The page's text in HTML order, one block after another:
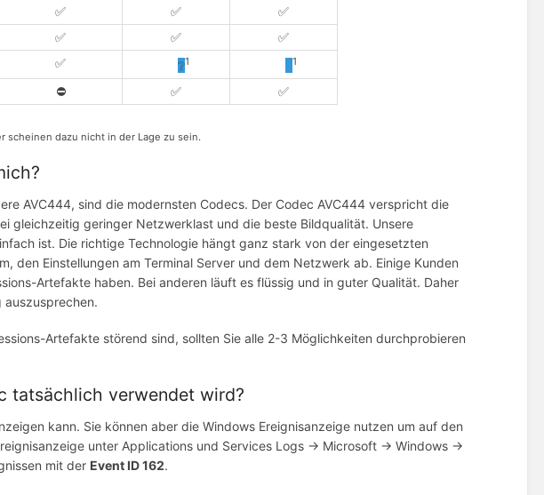
✅ ✅
✅
✅ ✅
✅
✅ ❔1 1
⛔ ✅ ✅
scheinen dazu nicht in der Lage zu sein.
AVC444, sind die modernsten Codecs. Der Codec AVC444 verspricht die
gleichzeitig geringer Netzwerklast und die beste Bildqualität. Unsere
ist. Die richtige Technologie hängt ganz stark von der eingesetzten
den Einstellungen am Terminal Server und dem Netzwerk ab. Einige Kunden
Artefakte haben. Bei anderen läuft es flüssig und in guter Qualität. Daher
auszusprechen.
Artefakte störend sind, sollten Sie alle 2-3 Möglichkeiten durchprobieren
tatsächlich verwendet wird?
kann. Sie können aber die Windows Ereignisanzeige nutzen um auf den
unter Applications und Services Logs → Microsoft → Windows →
mit der Event ID 162.